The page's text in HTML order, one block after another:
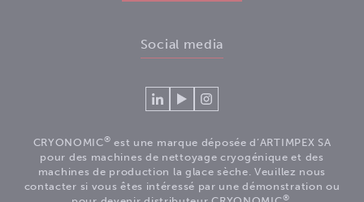
Social media
Se
Cryonomic
sur
Linkedin
Regardez
vidéos
sur
la
chaîne
Volg
op
Instagram
CRYONOMIC® est une marque déposée d’ARTIMPEX SA
pour des machines de nettoyage cryogénique et des
machines de production la glace sèche. Veuillez nous
contacter si vous êtes intéressé par une démonstration ou
®